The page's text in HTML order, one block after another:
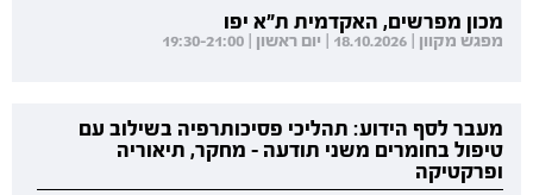
מכון מפרשים, האקדמית ת"א יפו
מפגש מקוון | 18.10.2026 | יום ראשון | 19:30-21:00
מעבר לסף הידוע: תהליכי פסיכותרפיה בשילוב עם
טיפול בחומרים משני תודעה - מחקר, תיאוריה
ופרקטיקה